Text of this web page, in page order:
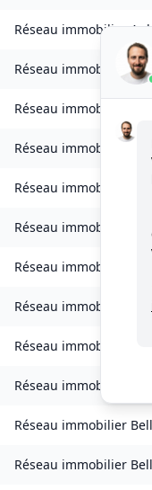
Réseau immobilier
Réseau immobilier
Réseau immobilier
Réseau immobilier
Réseau immobilier
Réseau immobilier
Réseau immobilier
Réseau immobilier
Réseau immobilier
Réseau immobilier
Réseau immobilier
Réseau immobilier